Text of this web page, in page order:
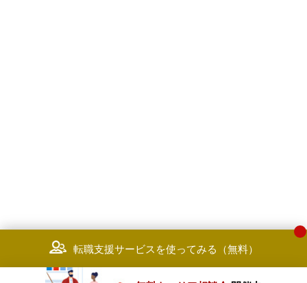
転職支援サービスを使ってみる（無料）